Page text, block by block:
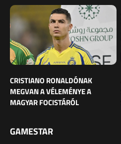
CRISTIANO RONALDÓNAK
MEGVAN A VÉLEMÉNYE A
MAGYAR FOCISTÁRÓL
GAMESTAR